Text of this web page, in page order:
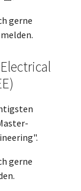
gerne
melden.
gerne